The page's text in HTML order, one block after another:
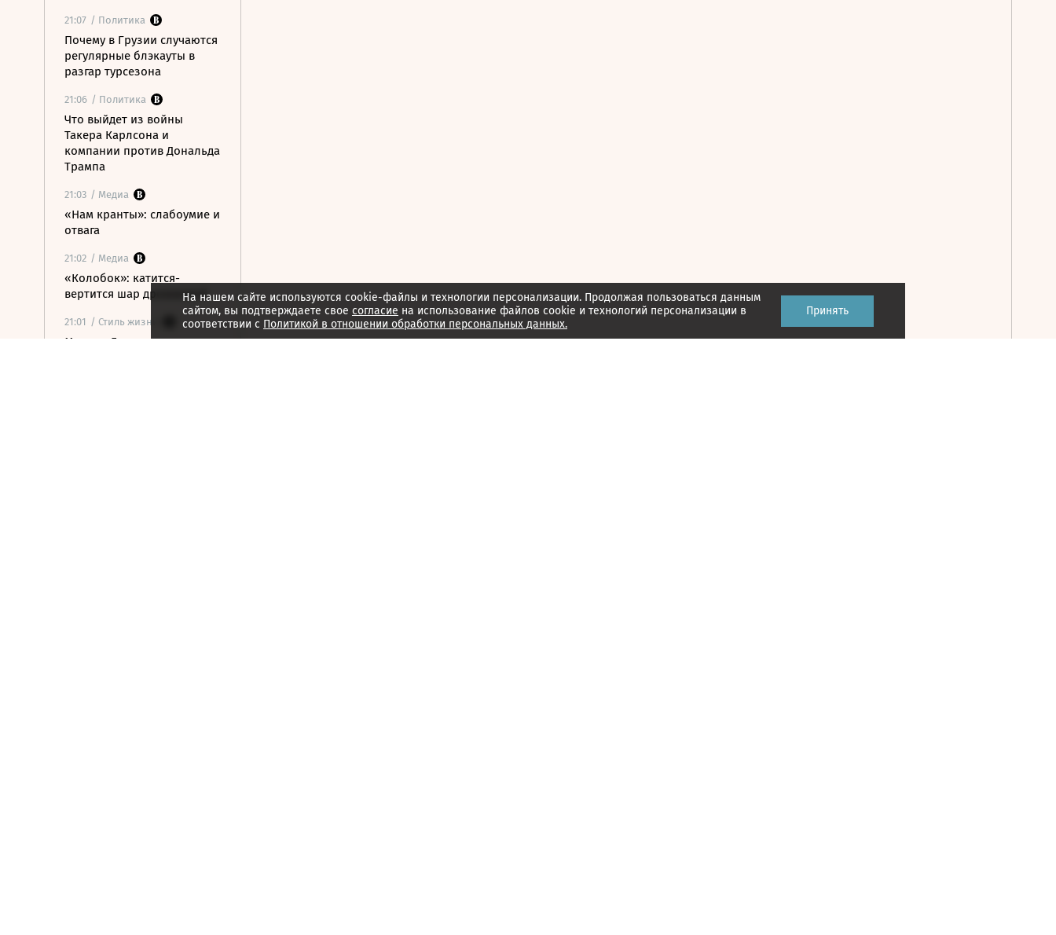
21:07 / Политика
Почему в Грузии случаются
регулярные блэкауты в
разгар турсезона
21:06 / Политика
Что выйдет из войны
Такера Карлсона и
компании против Дональда
Трампа
21:03 / Медиа
«Нам кранты»: слабоумие и
отвага
21:02 / Медиа
«Колобок»: катится-
вертится шар дрожжевой
21:01 / Стиль жизни
Марина Брусникина:
На нашем сайте используются cookie-файлы и технологии персонализации. Продолжая пользоваться данным
сайтом, вы подтверждаете свое согласие на использование файлов cookie и технологий персонализации в
соответствии с Политикой в отношении обработки персональных данных.
Принять